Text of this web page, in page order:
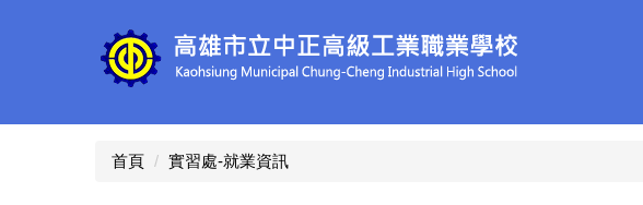
首頁 實習處-就業資訊